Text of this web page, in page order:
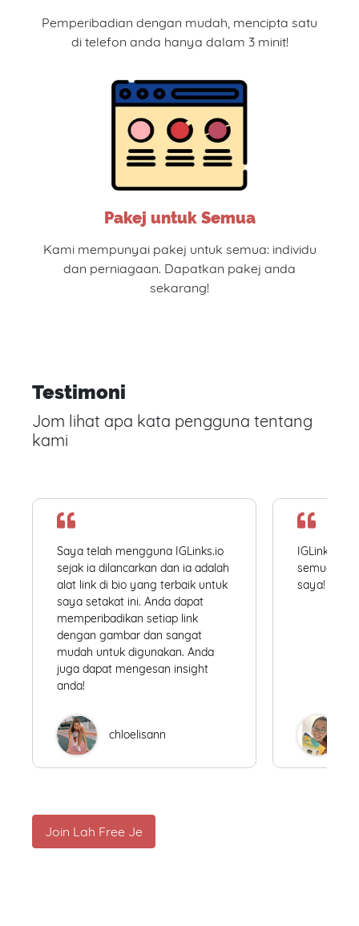
Pemperibadian dengan mudah, mencipta satu
di telefon anda hanya dalam 3 minit!
Pakej untuk Semua
Kami mempunyai pakej untuk semua: individu
dan perniagaan. Dapatkan pakej anda
sekarang!
Testimoni
Jom lihat apa kata pengguna tentang
kami
Saya telah mengguna IGLinks.io
sejak ia dilancarkan dan ia adalah
alat link di bio yang terbaik untuk
saya setakat ini. Anda dapat
memperibadikan setiap link
dengan gambar dan sangat
mudah untuk digunakan. Anda
juga dapat mengesan insight
anda!
chloelisann
IGLinks.io
semua
saya!
Join Lah Free Je